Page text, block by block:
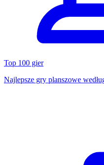
Top 100 gier
Najlepsze gry planszowe